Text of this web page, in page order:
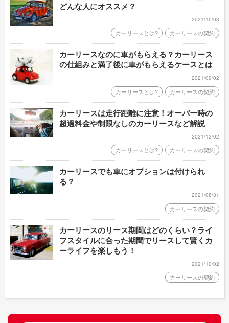
どんな人にオススメ？
2021/10/03
カーリースとは? カーリースの契約
カーリースなのに車がもらえる？カーリース
の仕組みと満了後に車がもらえるケースとは
2021/09/02
カーリースとは? カーリースの契約
カーリースは走行距離に注意！オーバー時の
超過料金や制限なしのカーリースなど解説
2021/12/02
カーリースとは? カーリースの契約
カーリースでも車にオプションは付けられ
る？
2021/08/31
カーリースの契約
カーリースのリース期間はどのくらい？ライ
フスタイルに合った期間でリースして賢くカ
ーライフを楽しもう！
2021/10/02
カーリースの契約